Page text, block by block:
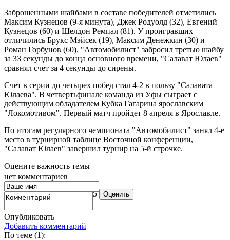
Заброшенными шайбами в составе победителей отметились
Максим Кузнецов (9-я минута), Джек Родуолд (32), Евгений
Кузнецов (60) и Шелдон Ремпал (81). У проигравших
отличились Брукс Мэйсек (19), Максим Денежкин (30) и
Роман Горбунов (60). "Автомобилист" забросил третью шайбу
за 33 секунды до конца основного времени, "Салават Юлаев"
сравнял счет за 4 секунды до сирены.
Счет в серии до четырех побед стал 4-2 в пользу "Салавата
Юлаева". В четвертьфинале команда из Уфы сыграет с
действующим обладателем Кубка Гагарина ярославским
"Локомотивом". Первый матч пройдет 8 апреля в Ярославле.
По итогам регулярного чемпионата "Автомобилист" занял 4-е
место в турнирной таблице Восточной конференции,
"Салават Юлаев" завершил турнир на 5-й строчке.
Оцените важность темы
Рейтинг:0(оценок: 0)
1
2 3 4 5
нет комментариев
Опубликовать
Добавить комментарий
По теме (1):